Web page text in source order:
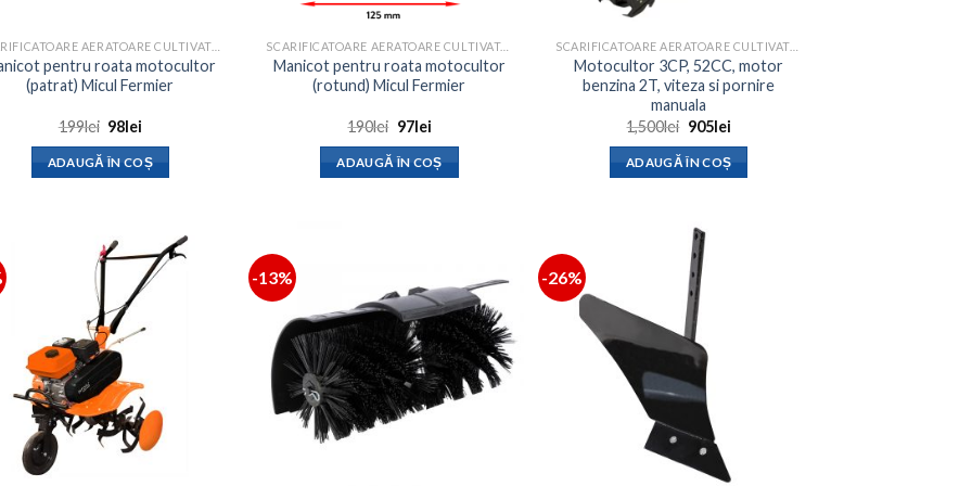
SCARIFICATOARE AERATOARE CULTIVATOARE
pentru roata motocultor
(patrat) Micul Fermier
199lei Prețul
a
fost:
98leiPrețul
este:
98lei.
ADAUGĂ ÎN COȘ
SCARIFICATOARE AERATOARE CULTIVATOARE
Manicot pentru roata motocultor
(rotund) Micul Fermier
190lei Prețul
a
fost:
97leiPrețul
este:
97lei.
ADAUGĂ ÎN COȘ
SCARIFICATOARE AERATOARE CULTIVATOARE
Motocultor 3CP, 52CC, motor
benzina 2T, viteza si pornire
manuala
1,500lei Prețul
a
fost:
905leiPrețul
este:
905lei.
ADAUGĂ ÎN COȘ
-13% -26%